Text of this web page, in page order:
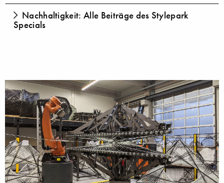
Nachhaltigkeit: Alle Beiträge des Stylepark
Specials